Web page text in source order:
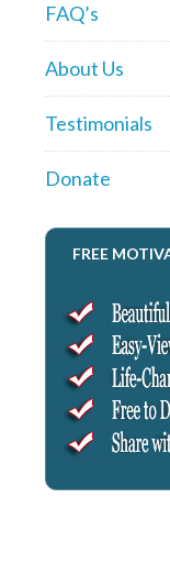
FAQ’s
About Us
Testimonials
Donate
FREE